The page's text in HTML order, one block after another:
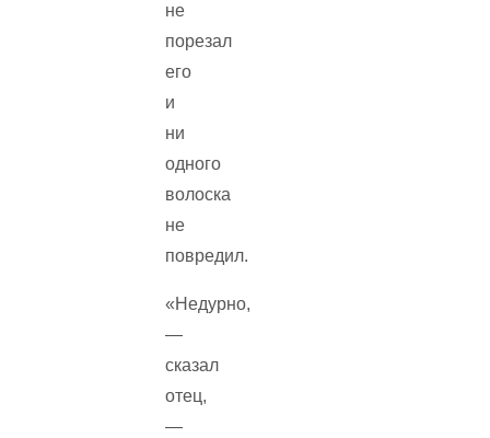
не
порезал
его
и
ни
одного
волоска
не
повредил.
«Недурно,
—
сказал
отец,
—